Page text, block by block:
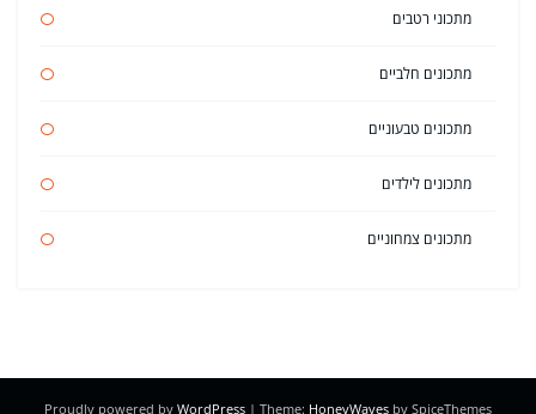
מתכוני רטבים
מתכונים חלביים
מתכונים טבעוניים
מתכונים לילדים
מתכונים צמחוניים
Proudly powered by WordPress | Theme: HoneyWaves by SpiceThemes